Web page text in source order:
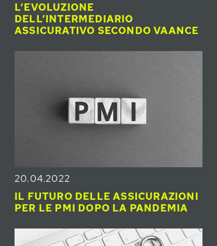
L’EVOLUZIONE
DELL’INTERMEDIARIO
ASSICURATIVO SECONDO VAANCE
20.04.2022
IL FUTURO DELLE ASSICURAZIONI
PER LE PMI DOPO LA PANDEMIA